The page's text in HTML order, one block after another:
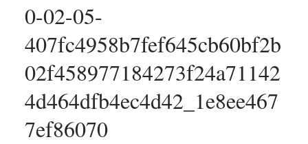
0-02-05-
407fc4958b7fef645cb60bf2b
02f458977184273f24a71142
4d464dfb4ec4d42_1e8ee467
7ef86070